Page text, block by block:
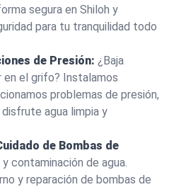
segura en Shiloh y
para tu tranquilidad todo
de Presión: ¿Baja
en el grifo? Instalamos
problemas de presión,
agua limpia y
de Bombas de
contaminación de agua.
y reparación de bombas de